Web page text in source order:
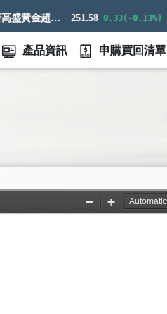
標普高盛黃金超額回報指數 251.58 0.33(-0.13%)
產品資訊 申購買回清單